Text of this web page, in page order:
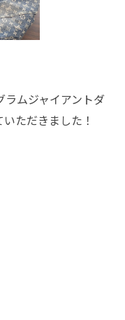
ラムジャイアントダ
ただきました！